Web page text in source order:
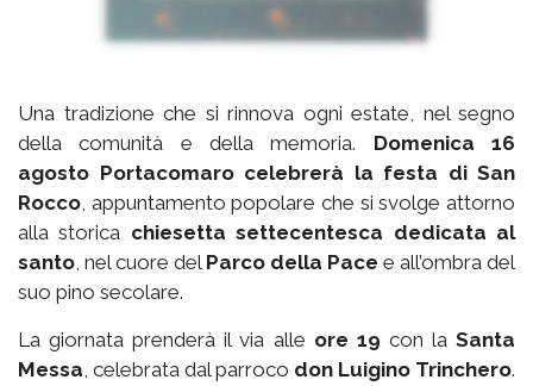
Una tradizione che si rinnova ogni estate, nel segno
della comunità e della memoria. Domenica 16
agosto Portacomaro celebrerà la festa di San
Rocco, appuntamento popolare che si svolge attorno
alla storica chiesetta settecentesca dedicata al
santo, nel cuore del Parco della Pace e all’ombra del
suo pino secolare.
La giornata prenderà il via alle ore 19 con laSanta
Messa, celebrata dal parroco don Luigino Trinchero.